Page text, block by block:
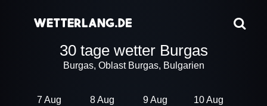
30 tage wetter Burgas
Burgas, Oblast Burgas, Bulgarien
7 Aug 8 Aug 9 Aug 10 Aug